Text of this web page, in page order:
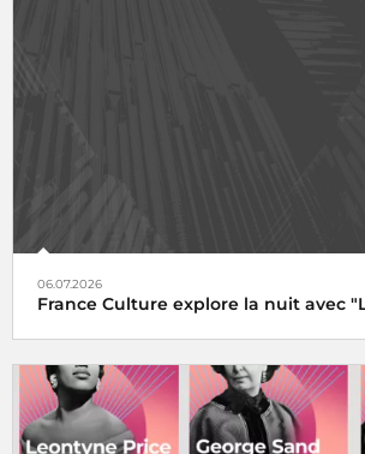
06.07.2026
France Culture explore la nuit avec